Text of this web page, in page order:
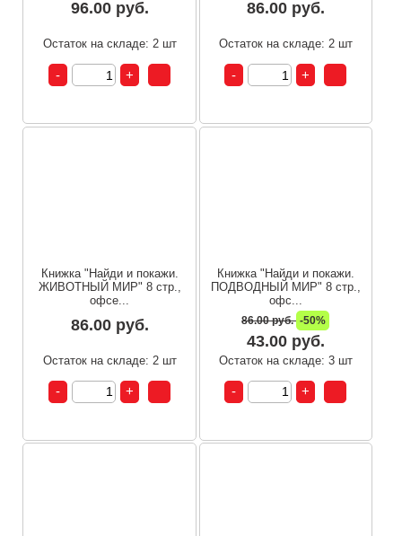
96.00 руб.
Остаток на складе: 2 шт
86.00 руб.
Остаток на складе: 2 шт
Книжка "Найди и покажи.
ЖИВОТНЫЙ МИР" 8 стр.,
офсе...
86.00 руб.
Остаток на складе: 2 шт
Книжка "Найди и покажи.
ПОДВОДНЫЙ МИР" 8 стр.,
офс...
86.00 руб. -50%
43.00 руб.
Остаток на складе: 3 шт